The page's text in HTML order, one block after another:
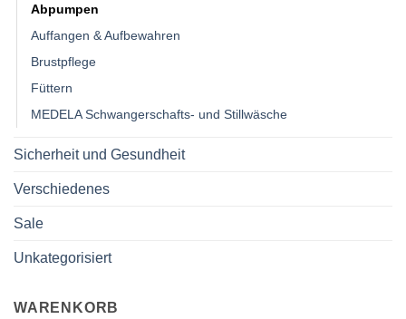
Abpumpen
Auffangen & Aufbewahren
Brustpflege
Füttern
MEDELA Schwangerschafts- und Stillwäsche
Sicherheit und Gesundheit
Verschiedenes
Sale
Unkategorisiert
WARENKORB